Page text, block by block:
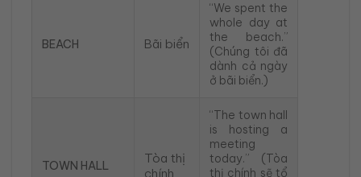
BEACH Bãi biển
“We spent the
whole day at
the beach.”
(Chúng tôi đã
dành cả ngày
ở bãi biển.)
TOWN HALL
Tòa thị
chính
“The town hall
is hosting a
meeting
today.” (Tòa
thị chính sẽ tổ